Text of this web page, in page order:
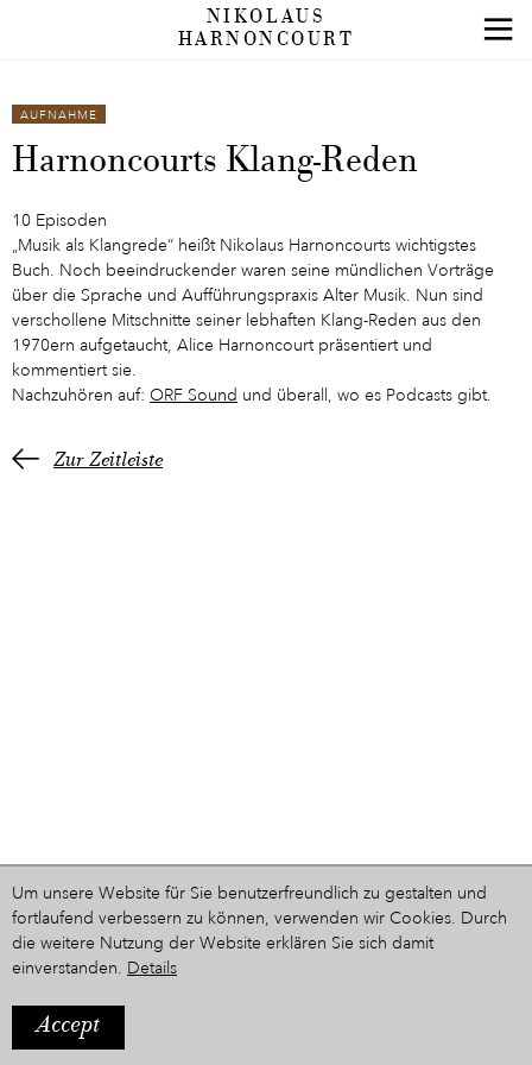
NIKOLAUS
HARNONCOURT
AUFNAHME
Harnoncourts Klang-Reden
10 Episoden
„Musik als Klangrede“ heißt Nikolaus Harnoncourts wichtigstes
Buch. Noch beeindruckender waren seine mündlichen Vorträge
über die Sprache und Aufführungspraxis Alter Musik. Nun sind
verschollene Mitschnitte seiner lebhaften Klang-Reden aus den
1970ern aufgetaucht, Alice Harnoncourt präsentiert und
kommentiert sie.
Nachzuhören auf: ORF Sound und überall, wo es Podcasts gibt.
Zur Zeitleiste
Ein Projekt aus dem Hause
Um unsere Website für Sie benutzerfreundlich zu gestalten und
fortlaufend verbessern zu können, verwenden wir Cookies. Durch
die weitere Nutzung der Website erklären Sie sich damit
einverstanden. Details
Accept